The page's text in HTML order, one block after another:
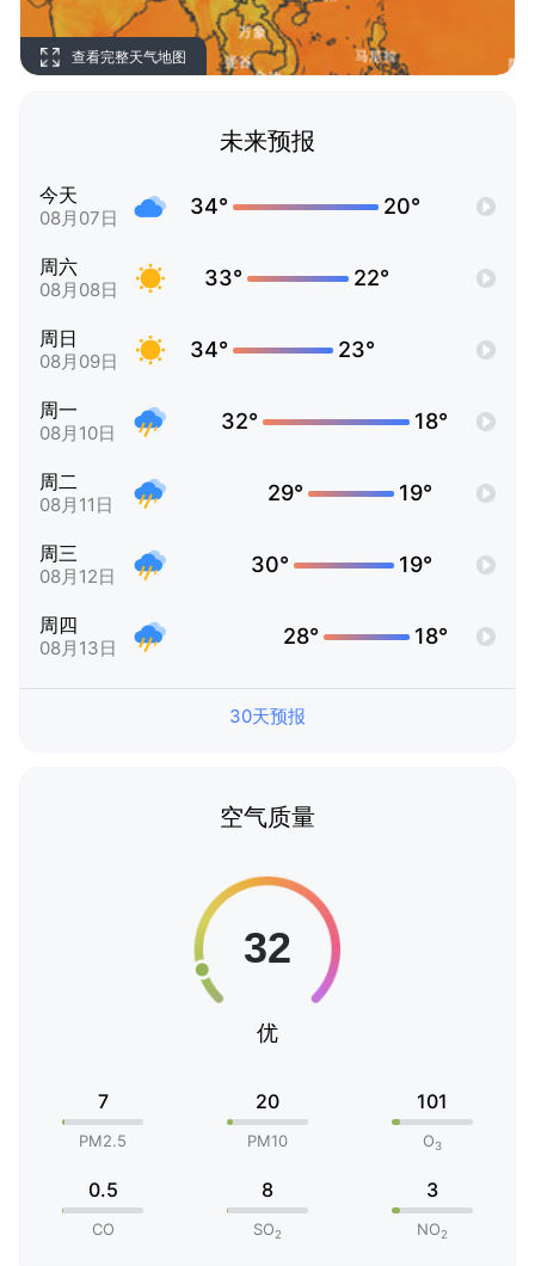
查看完整天气地图
未来预报
今天
08月07日 34° 20°
周六
08月08日 33° 22°
周日
08月09日 34° 23°
周一
08月10日 32° 18°
周二
08月11日 29° 19°
周三
08月12日 30° 19°
周四
08月13日 28° 18°
30天预报
空气质量
优
7
PM2.5
20
PM10
101
O3
0.5
CO
8
SO2
3
NO2